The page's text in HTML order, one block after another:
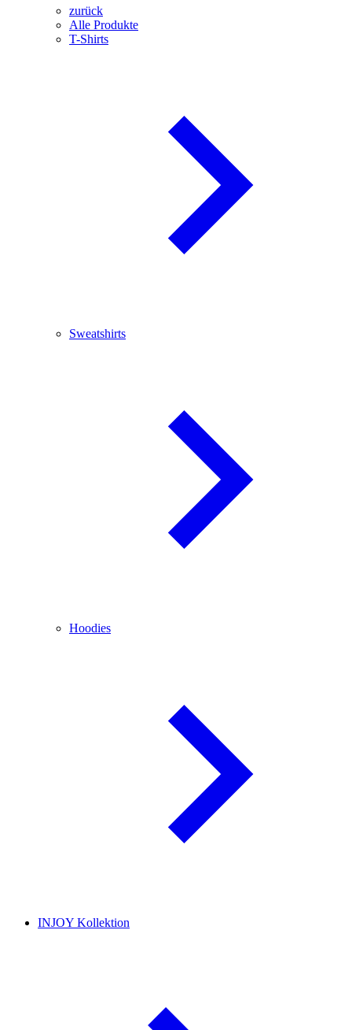
zurück
Alle Produkte
T-Shirts
Sweatshirts
Hoodies
INJOY Kollektion